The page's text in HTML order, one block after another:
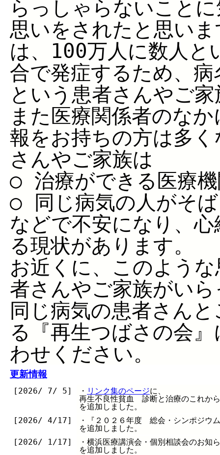
らっしゃらないこと
思いをされたと思い
は、100万人に数人と
合で発症するため、
という患者さんやご
また医療関係者のな
報をお持ちの方は多
さんやご家族は
○ 治療ができる医療
○ 同じ病気の人がそ
などで不安になり、
る現状があります。
お近くに、このよう
者さんやご家族がい
同じ病気の患者さん
る『再生つばさの会
わせください。
更新情報
[2026/ 7/ 5] ・ リンク集のページに、
再生不良性貧血 診断と治療のこれか
を追加しました。
[2026/ 4/17]
・『２０２６年度 総会・シンポジウ
を追加しました。
[2026/ 1/17]
・横浜医療講演会・個別相談会のお知
を追加しました。